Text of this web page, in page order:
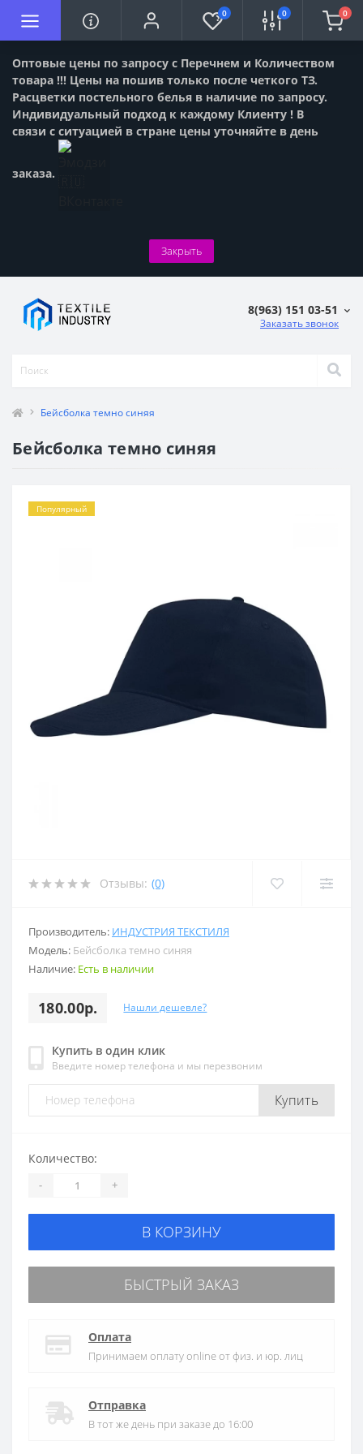
Оптовые цены по запросу с Перечнем и Количеством
товара !!! Цены на пошив только после четкого ТЗ.
Расцветки постельного белья в наличие по запросу.
Индивидуальный подход к каждому Клиенту ! В
связи с ситуацией в стране цены уточняйте в день
заказа.
Закрыть
0 0 0
8(963) 151 03-51
Заказать звонок
Бейсболка темно синяя
Бейсболка темно синяя
Популярный
Отзывы: (0)
Производитель: ИНДУСТРИЯ ТЕКСТИЛЯ
Модель: Бейсболка темно синяя
Наличие: Есть в наличии
180.00р. Нашли дешевле?
Купить в один клик
Введите номер телефона и мы перезвоним
Купить
Количество:
- +
В КОРЗИНУ
БЫСТРЫЙ ЗАКАЗ
Оплата
Принимаем оплату online от физ. и юр. лиц
Отправка
В тот же день при заказе до 16:00